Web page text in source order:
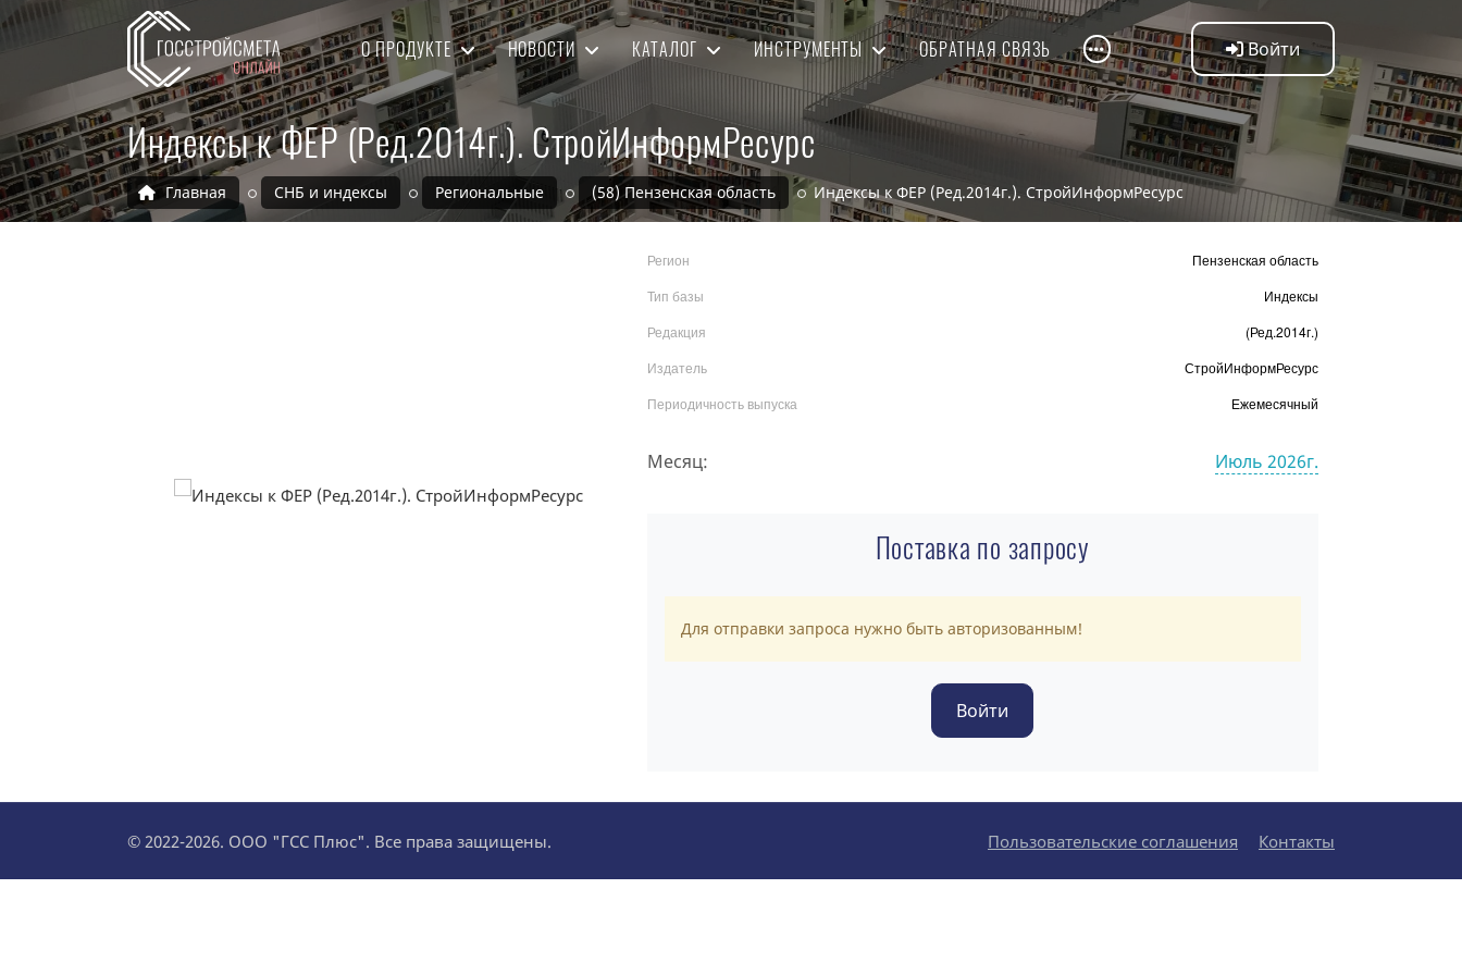
Войти
О ПРОДУКТЕ НОВОСТИ КАТАЛОГ ИНСТРУМЕНТЫ ОБРАТНАЯ СВЯЗЬ
Индексы к ФЕР (Ред.2014г.). СтройИнформРесурс
Главная СНБ и индексы Региональные (58) Пензенская область Индексы к ФЕР (Ред.2014г.). СтройИнформРесурс
Регион
Пензенская область
Тип базы
Индексы
Редакция
(Ред.2014г.)
Издатель
СтройИнформРесурс
Периодичность выпуска
Ежемесячный
Месяц: Июль 2026г.
Поставка по запросу
Для отправки запроса нужно быть авторизованным!
© 2022-2026. ООО "ГСС Плюс". Все права защищены. Пользовательские соглашения Контакты